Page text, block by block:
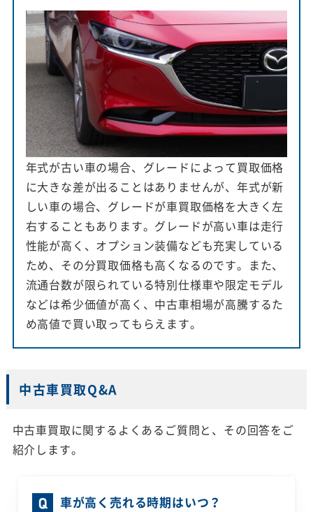
年式が古い車の場合、グレードによって買取価格
に大きな差が出ることはありませんが、年式が新
しい車の場合、グレードが車買取価格を大きく左
右することもあります。グレードが高い車は走行
性能が高く、オプション装備なども充実している
ため、その分買取価格も高くなるのです。また、
流通台数が限られている特別仕様車や限定モデル
などは希少価値が高く、中古車相場が高騰するた
め高値で買い取ってもらえます。
中古車買取Q&A
中古車買取に関するよくあるご質問と、その回答をご
紹介します。
車が高く売れる時期はいつ？